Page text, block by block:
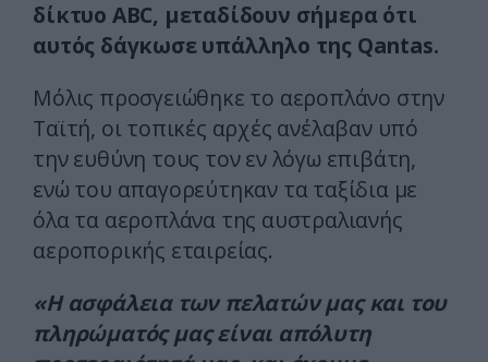
δίκτυο ABC, μεταδίδουν σήμερα ότι
αυτός δάγκωσε υπάλληλο της Qantas.
Μόλις προσγειώθηκε το αεροπλάνο στην
Ταϊτή, οι τοπικές αρχές ανέλαβαν υπό
την ευθύνη τους τον εν λόγω επιβάτη,
ενώ του απαγορεύτηκαν τα ταξίδια με
όλα τα αεροπλάνα της αυστραλιανής
αεροπορικής εταιρείας.
«Η ασφάλεια των πελατών μας και του
πληρώματός μας είναι απόλυτη